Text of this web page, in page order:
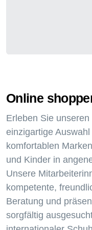
Online
Erleben Sie
einzigartige
komfortablen
und Kinder in
Unsere
kompetente,
Beratung und
sorgfältig